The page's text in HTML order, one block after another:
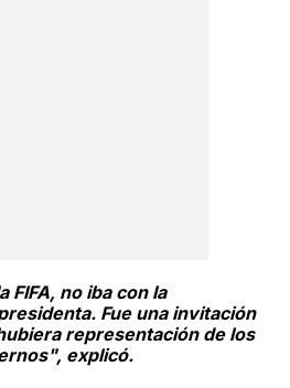
FIFA, no iba con la
Fue una invitación
representación de los
explicó.